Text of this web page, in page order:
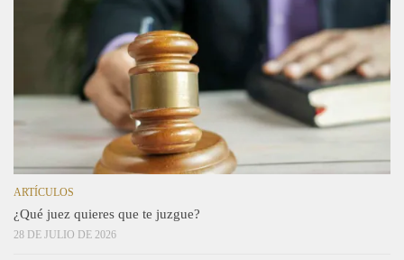
ARTÍCULOS
¿Qué juez quieres que te juzgue?
28 DE JULIO DE 2026